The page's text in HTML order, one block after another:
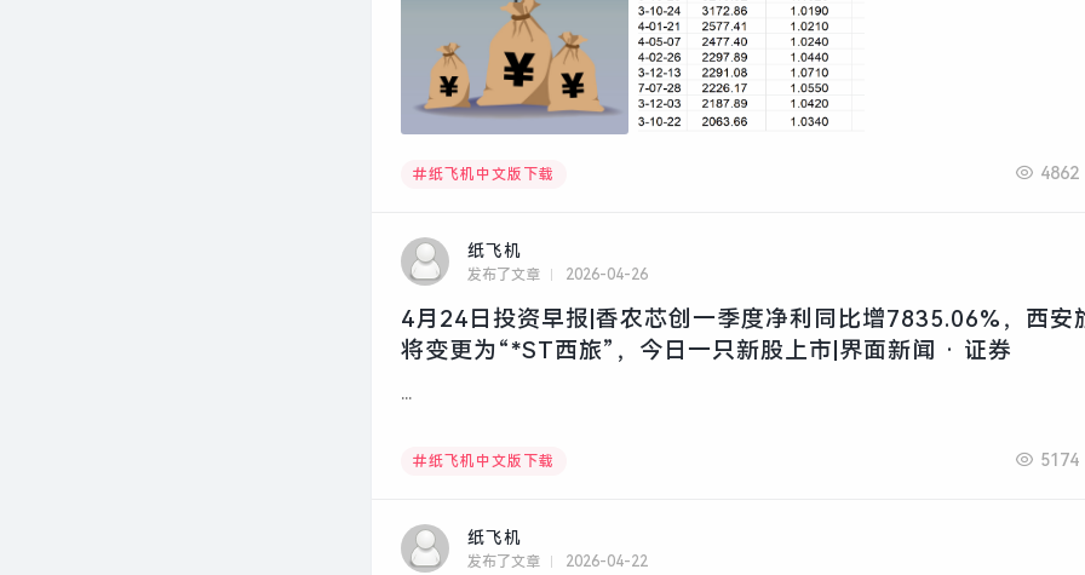
纸飞机中文版下载 4862
纸飞机
发布了文章 2026-04-26
4月24日投资早报|香农芯创一季度净利同比增7835.06%，西安
将变更为“*ST西旅”，今日一只新股上市|界面新闻 · 证券
...
纸飞机中文版下载 5174
纸飞机
发布了文章 2026-04-22